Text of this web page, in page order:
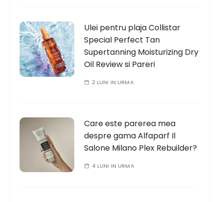
Ulei pentru plaja Collistar
Special Perfect Tan
Supertanning Moisturizing Dry
Oil Review si Pareri
2 LUNI IN URMA
Care este parerea mea
despre gama Alfaparf Il
Salone Milano Plex Rebuilder?
4 LUNI IN URMA